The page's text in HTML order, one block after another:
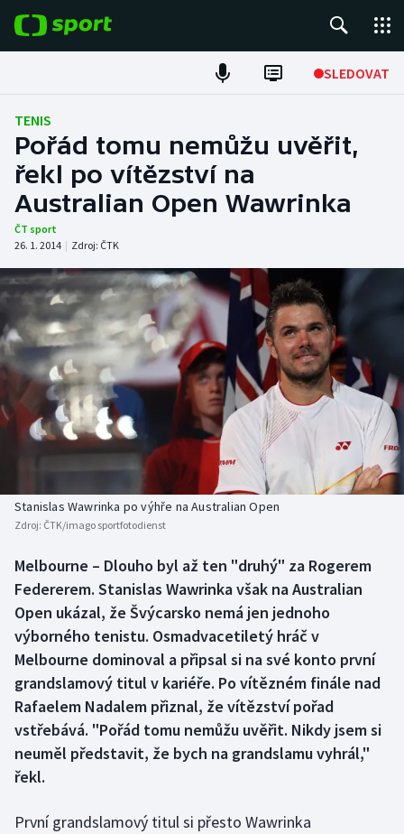
SLEDOVAT
Fotbal
Hokej
Tenis
Atletika
Cyklistika
DALŠÍ SPORTY
Americký fotbal
Baseball a softbal
Basketbal
Biatlon
Box
Curling
Dostihy
Florbal
Futsal
NEPŘEHLÉDNĚTE
Soutěže
Historické návraty
Aplikace ČT sport
TENIS
Pořád tomu nemůžu uvěřit,
řekl po vítězství na
Australian Open Wawrinka
ČT sport
26. 1. 2014 | Zdroj: ČTK
Stanislas Wawrinka po výhře na Australian Open
Zdroj: ČTK/imago sportfotodienst
Melbourne – Dlouho byl až ten "druhý" za Rogerem
Federerem. Stanislas Wawrinka však na Australian
Open ukázal, že Švýcarsko nemá jen jednoho
výborného tenistu. Osmadvacetiletý hráč v
Melbourne dominoval a připsal si na své konto první
grandslamový titul v kariéře. Po vítězném finále nad
Rafaelem Nadalem přiznal, že vítězství pořad
vstřebává. "Pořád tomu nemůžu uvěřit. Nikdy jsem si
neuměl představit, že bych na grandslamu vyhrál,"
řekl.
První grandslamový titul si přesto Wawrinka